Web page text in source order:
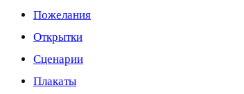
Пожелания
Открытки
Сценарии
Плакаты